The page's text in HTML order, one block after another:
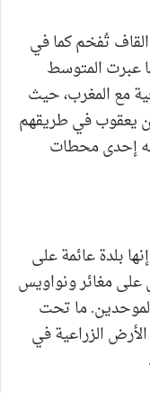
القاف تُفخم كما في
عبرت المتوسط
مع المغرب، حيث
يعقوب في طريقهم
إحدى محطات
بلدة عائمة على
على مغائر ونواويس
ما تحت
الزراعية في